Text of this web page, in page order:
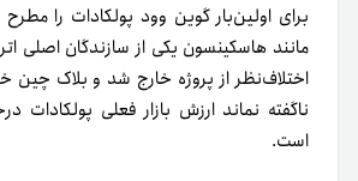
برای اولین‌بار گوین وود پولکادات را
مانند هاسکینسون یکی از سازندگان اصلی
اختلاف‌نظر از پروژه خارج شد و بلاک چین
است.